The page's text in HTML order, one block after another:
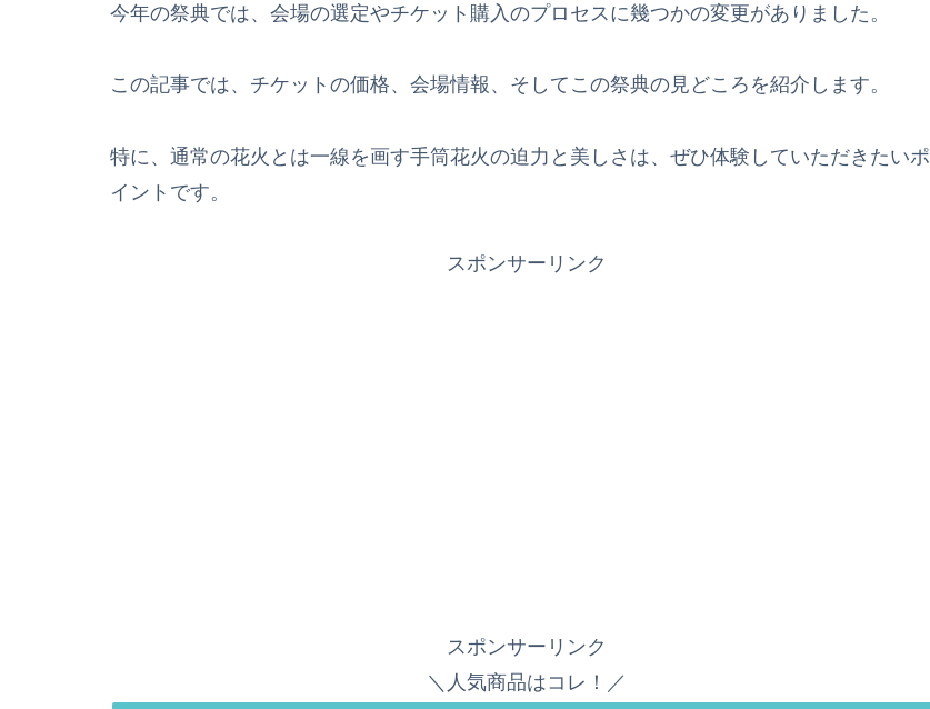
今年の祭典では、会場の選定やチケット購入のプロセスに幾つかの変更がありました。
この記事では、チケットの価格、会場情報、そしてこの祭典の見どころを紹介します。
特に、通常の花火とは一線を画す手筒花火の迫力と美しさは、ぜひ体験していただきたいポ
イントです。
スポンサーリンク
スポンサーリンク
＼人気商品はコレ！／